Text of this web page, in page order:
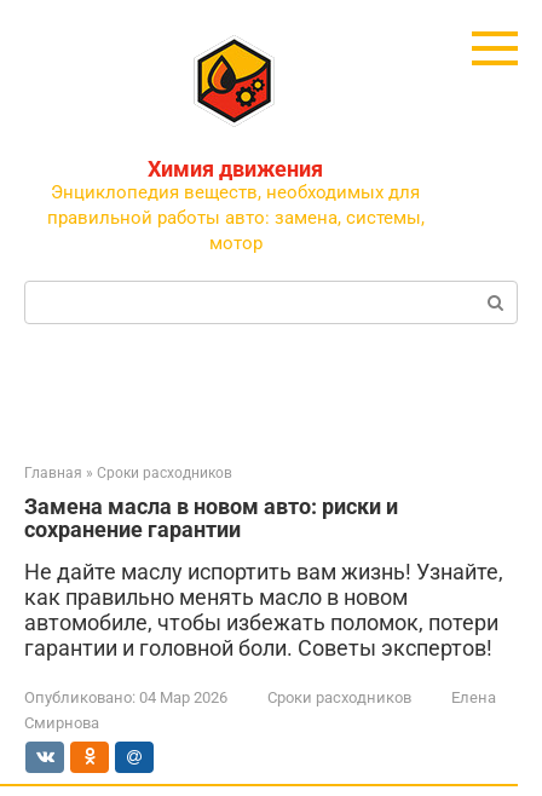
Химия движения
Энциклопедия веществ, необходимых для
правильной работы авто: замена, системы,
мотор
Поиск:
Главная » Сроки расходников
Замена масла в новом авто: риски и
сохранение гарантии
Не дайте маслу испортить вам жизнь! Узнайте,
как правильно менять масло в новом
автомобиле, чтобы избежать поломок, потери
гарантии и головной боли. Советы экспертов!
Опубликовано: 04 Мар 2026 Сроки расходников
Елена
Смирнова